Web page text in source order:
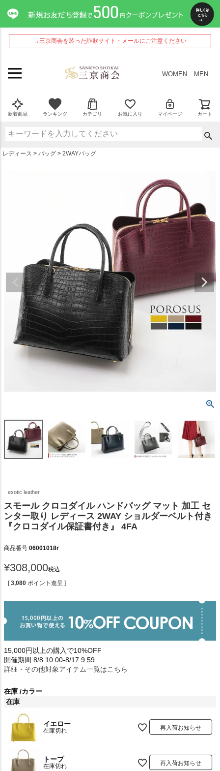
→三京商会を装った詐欺サイト・メールにご注意ください
WOMEN MEN
新着商品 ランキング カテゴリ お気に入り マイページ カート
レディース バッグ 2WAYバッグ
exotic leather
スモール クロコダイル ハンドバッグ マット 加工 セ
ンター取り レディース 2WAY ショルダーベルト付き
『クロコダイル保証書付き』 4FA
商品番号 06001018r
¥308,000税込
[ 3,080 ポイント進呈 ]
15,000円以上の購入で10%OFF
開催期間:8/8 10:00-8/17 9:59
詳細・その他対象アイテム一覧はこちら
在庫 カラー
在庫
イエロー
在庫切れ 再入荷お知らせ
トープ
在庫切れ 再入荷お知らせ
ペー
ジト
ップ
へ